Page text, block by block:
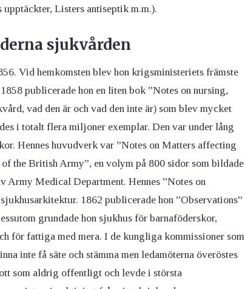
upptäckter, Listers antiseptik m.m.).
sjukvården
Vid hemkomsten blev hon krigsministeriets främste
publicerade hon en liten bok ”Notes on nursing,
vad den är och vad den inte är) som blev mycket
i totalt flera miljoner exemplar. Den var under lång
Hennes huvudverk var ”Notes on Matters affecting
the British Army”, en volym på 800 sidor som bildade
Army Medical Department. Hennes ”Notes on
1862 publicerade hon ”Observations”
grundade hon sjukhus för barnaföderskor,
för fattiga med mera. I de kungliga kommissioner som
inte få säte och stämma men ledamöterna överöstes
som aldrig offentligt och levde i största